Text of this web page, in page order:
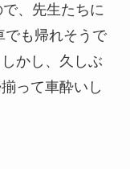
、先生たちに
でも帰れそうで
かし、久しぶ
って車酔いし